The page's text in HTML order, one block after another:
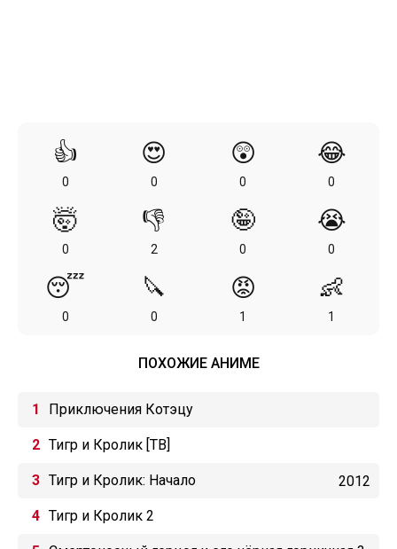
👍
0
😍
0
😲
0
😂
0
🤯
0
👎
2
🤪
0
😭
0
😴
0
🔪
0
😡
1
👶
1
ПОХОЖИЕ АНИМЕ
Приключения Котэцу
Тигр и Кролик [ТВ]
Тигр и Кролик: Начало 2012
Тигр и Кролик 2